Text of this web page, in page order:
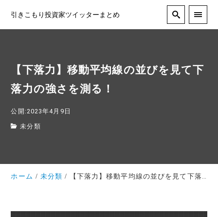
引きこもり投資家ツイッターまとめ
【下落力】移動平均線の並びを見て下
落力の強さを測る！
公開:2023年4月9日
未分類
ホーム 未分類 【下落力】移動平均線の並びを見て下落力の強さを測る！